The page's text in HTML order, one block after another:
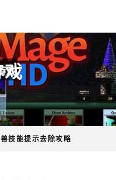
技能提示去除攻略